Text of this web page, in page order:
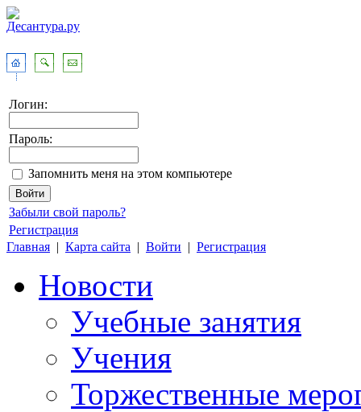
Логин:
Пароль:
Запомнить меня на этом компьютере
Забыли свой пароль?
Регистрация
Главная | Карта сайта | Войти | Регистрация
Новости
Учебные занятия
Учения
Торжественные